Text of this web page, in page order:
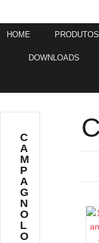
HOME PRODUTOS
DOWNLOADS
Grupos /
C
A
M
P
A
G
N
O
L
O